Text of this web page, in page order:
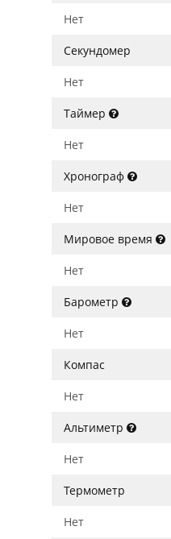
Нет
Секундомер
Нет
Таймер
Нет
Хронограф
Нет
Мировое время
Нет
Барометр
Нет
Компас
Нет
Альтиметр
Нет
Термометр
Нет